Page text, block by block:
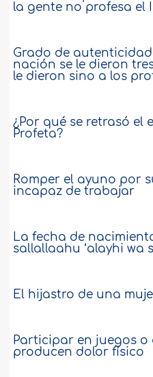
la gente no profesa el
Grado de autenticidad
nación se le dieron
le dieron sino a los
¿Por qué se retrasó el
Profeta?
Romper el ayuno por
incapaz de trabajar
La fecha de
sallallaahu ‘alayhi wa
El hijastro de una
Participar en juegos o
producen dolor físico